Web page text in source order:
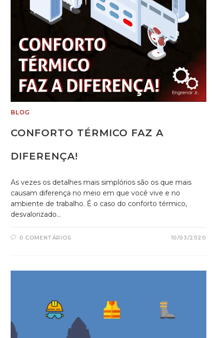
BLOG
CONFORTO TÉRMICO FAZ A
DIFERENÇA!
As vezes os detalhes mais simplórios são os que mais
causam diferença no meio em que você vive e no
ambiente de trabalho. É o caso do conforto térmico,
desvalorizado…
0 COMENTÁRIOS 10/03/2020